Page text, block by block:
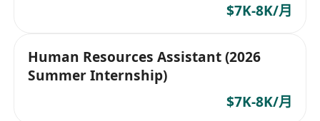
$7K-8K/月
Human Resources Assistant (2026
Summer Internship)
$7K-8K/月